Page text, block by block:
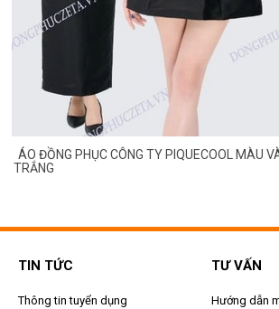
ÁO ĐỒNG PHỤC CÔNG TY PIQUECOOL MÀU
TRẮNG
TIN TỨC
Thông tin tuyển dụng
TƯ VẤN
Hướng dẫn